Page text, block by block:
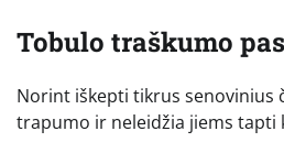
Tobulo traškumo
Norint iškepti tikrus senovinius
trapumo ir neleidžia jiems tapti